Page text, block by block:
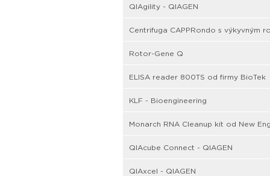
QIAgility - QIAGEN
Centrifuga CAPPRondo s výkyvným
Rotor-Gene Q
ELISA reader 800TS od firmy BioTek
KLF - Bioengineering
Monarch RNA Cleanup kit od New
QIAcube Connect - QIAGEN
QIAxcel - QIAGEN